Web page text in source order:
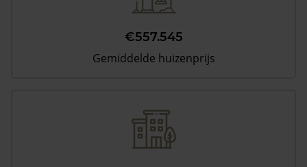
€557.545
Gemiddelde huizenprijs